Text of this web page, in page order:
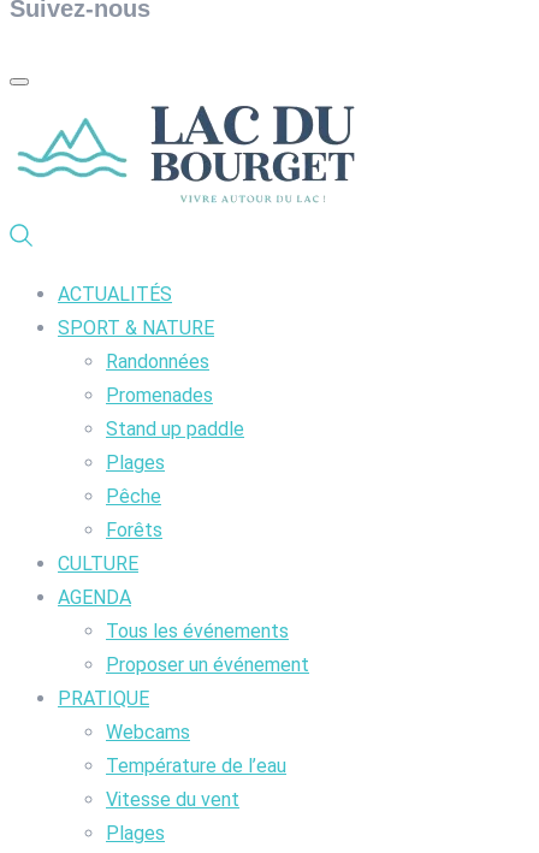
Suivez-nous
ACTUALITÉS
SPORT & NATURE
Randonnées
Promenades
Stand up paddle
Plages
Pêche
Forêts
CULTURE
AGENDA
Tous les événements
Proposer un événement
PRATIQUE
Webcams
Température de l’eau
Vitesse du vent
Plages